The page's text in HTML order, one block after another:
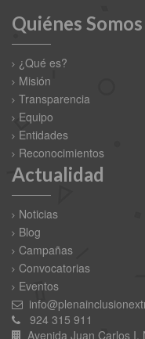
Quiénes Somos
¿Qué es?
Misión
Transparencia
Equipo
Entidades
Reconocimientos
Actualidad
Noticias
Blog
Campañas
Convocatorias
Eventos
924 315 911
Avenida Juan Carlos I,